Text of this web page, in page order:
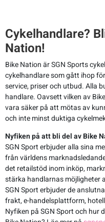
Övriga cyklar
Cykellås
Cykelpumpar
Cykelsadlar
Cykelstöd
Cykelvagnar
Däck
Övriga cyklar
Cykelhandlare?
Nation!
Bike Nation är SGN Sports
cykelhandlare som gått ihop
service, priser och utbud. Alla
handlare. Oavsett vilken av
vara säker på att mötas av
och inte minst duktiga
Nyfiken på att bli del av Bike
SGN Sport erbjuder alla sina
från världens
det retailstöd inom inköp,
stärka handlarnas möjligheter
SGN Sport erbjuder de
frakt, e-handelsplattform,
Nyfiken på SGN Sport och